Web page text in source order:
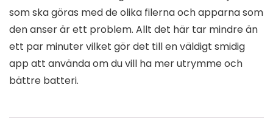
som ska göras med de olika filerna och apparna som
den anser är ett problem. Allt det här tar mindre än
ett par minuter vilket gör det till en väldigt smidig
app att använda om du vill ha mer utrymme och
bättre batteri.